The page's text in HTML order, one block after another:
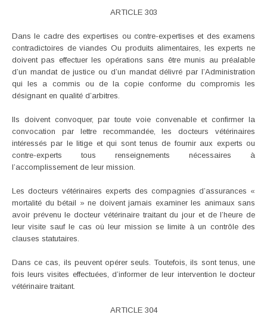
ARTICLE 303
Dans le cadre des expertises ou contre-expertises et des examens
contradictoires de viandes Ou produits alimentaires, les experts ne
doivent pas effectuer les opérations sans être munis au préalable
d’un mandat de justice ou d’un mandat délivré par l’Administration
qui les a commis ou de la copie conforme du compromis les
désignant en qualité d’arbitres.
Ils doivent convoquer, par toute voie convenable et confirmer la
convocation par lettre recommandée, les docteurs vétérinaires
intéressés par le litige et qui sont tenus de fournir aux experts ou
contre-experts tous renseignements nécessaires à
l’accomplissement de leur mission.
Les docteurs vétérinaires experts des compagnies d’assurances «
mortalité du bétail » ne doivent jamais examiner les animaux sans
avoir prévenu le docteur vétérinaire traitant du jour et de l’heure de
leur visite sauf le cas où leur mission se limite à un contrôle des
clauses statutaires.
Dans ce cas, ils peuvent opérer seuls. Toutefois, ils sont tenus, une
fois leurs visites effectuées, d’informer de leur intervention le docteur
vétérinaire traitant.
ARTICLE 304